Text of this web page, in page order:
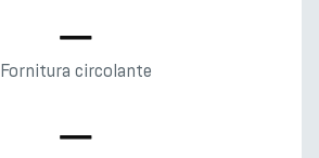
—
Fornitura circolante
—